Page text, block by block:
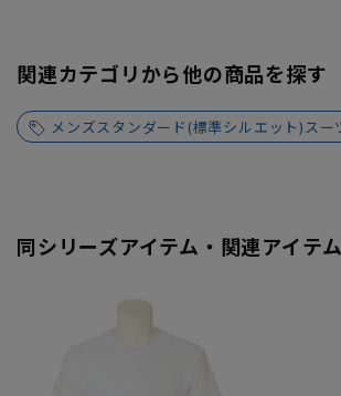
関連カテゴリから他の商品を探す
メンズスタンダード(標準シルエット)スー
同シリーズアイテム・関連アイテム